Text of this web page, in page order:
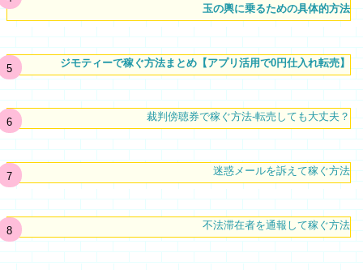
玉の輿に乗るための具体的方法
ジモティーで稼ぐ方法まとめ【アプリ活用で0円仕入れ転売】
裁判傍聴券で稼ぐ方法-転売しても大丈夫？
迷惑メールを訴えて稼ぐ方法
不法滞在者を通報して稼ぐ方法